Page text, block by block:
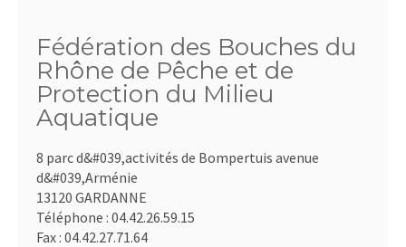
Fédération des Bouches du
Rhône de Pêche et de
Protection du Milieu
Aquatique
8 parc d&#039,activités de Bompertuis avenue
d&#039,Arménie
13120 GARDANNE
Téléphone : 04.42.26.59.15
Fax : 04.42.27.71.64